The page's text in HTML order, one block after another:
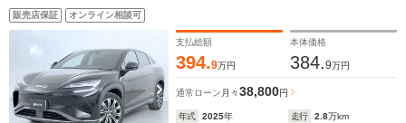
販売店保証 オンライン相談可
支払総額
394.9万円
本体価格
384.9万円
通常ローン 月々38,800円
年式 2025年 走行 2.8万km